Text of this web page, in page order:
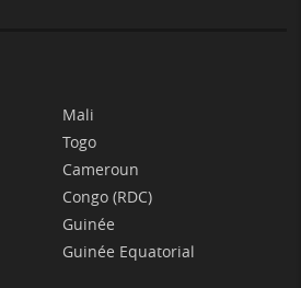
Mali
Togo
Cameroun
Congo (RDC)
Guinée
Guinée Equatorial